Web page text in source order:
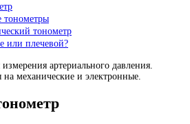
тонометры
тонометр
или плечевой?
артериального давления.
механические и электронные.